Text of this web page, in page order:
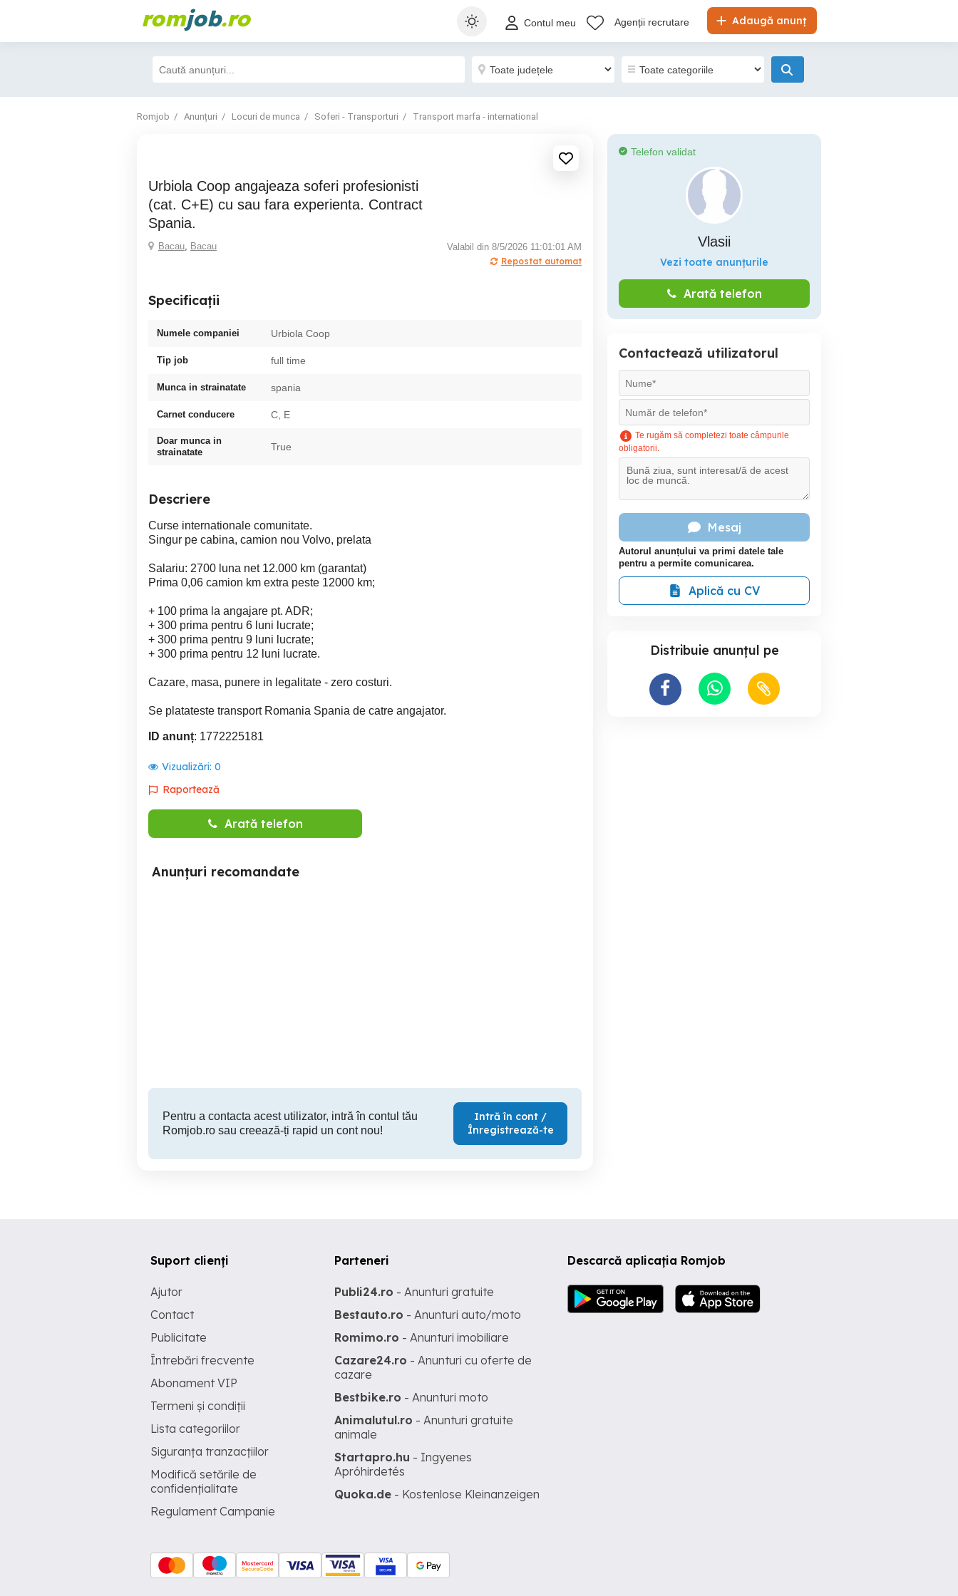
romjob.ro Adaugă anunț
Contul meu Agenții recrutare
Romjob Anunțuri Locuri de munca Soferi - Transporturi Transport marfa - international
Urbiola Coop angajeaza soferi profesionisti
(cat. C+E) cu sau fara experienta. Contract
Spania.
Bacau, Bacau
Valabil din 8/5/2026 11:01:01 AM
Repostat automat
Specificații
Numele companiei Urbiola Coop
Tip job full time
Munca in strainatate spania
Carnet conducere C, E
Doar munca in
strainatate
True
Descriere
Curse internationale comunitate.
Singur pe cabina, camion nou Volvo, prelata
Salariu: 2700 luna net 12.000 km (garantat)
Prima 0,06 camion km extra peste 12000 km;
+ 100 prima la angajare pt. ADR;
+ 300 prima pentru 6 luni lucrate;
+ 300 prima pentru 9 luni lucrate;
+ 300 prima pentru 12 luni lucrate.
Cazare, masa, punere in legalitate - zero costuri.
Se platateste transport Romania Spania de catre angajator.
ID anunț: 1772225181
Vizualizări: 0
Raportează
Arată telefon
Anunțuri recomandate
Pentru a contacta acest utilizator, intră în contul tău
Romjob.ro sau creează-ți rapid un cont nou!
Intră în cont /
Înregistrează-te
Telefon validat
Vlasii
Vezi toate anunțurile
Arată telefon
Contactează utilizatorul
Te rugăm să completezi toate câmpurile
obligatorii.
Mesaj
Autorul anunțului va primi datele tale
pentru a permite comunicarea.
Aplică cu CV
Distribuie anunțul pe
Descarcă aplicația Romjob
Suport clienți
Ajutor
Contact
Publicitate
Întrebări frecvente
Abonament VIP
Termeni și condiții
Lista categoriilor
Siguranța tranzacțiilor
Modifică setările de
confidențialitate
Regulament Campanie
Parteneri
Publi24.ro - Anunturi gratuite
Bestauto.ro - Anunturi auto/moto
Romimo.ro - Anunturi imobiliare
Cazare24.ro - Anunturi cu oferte de
cazare
Bestbike.ro - Anunturi moto
Animalutul.ro - Anunturi gratuite
animale
Startapro.hu - Ingyenes
Apróhirdetés
Quoka.de - Kostenlose Kleinanzeigen